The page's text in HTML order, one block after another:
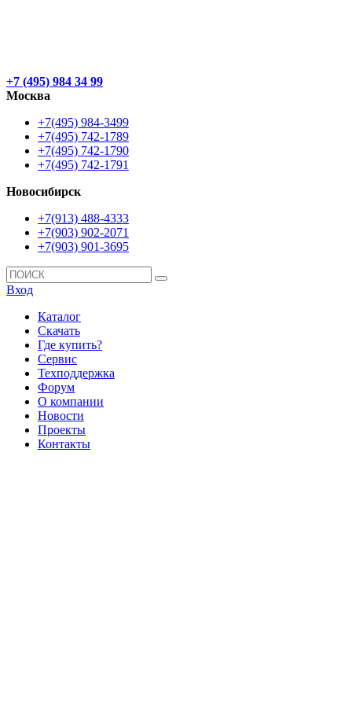
+7 (495) 984 34 99
Москва
+7(495) 984-3499
+7(495) 742-1789
+7(495) 742-1790
+7(495) 742-1791
Новосибирск
+7(913) 488-4333
+7(903) 902-2071
+7(903) 901-3695
Вход
Каталог
Скачать
Где купить?
Сервис
Техподдержка
Форум
О компании
Новости
Проекты
Контакты